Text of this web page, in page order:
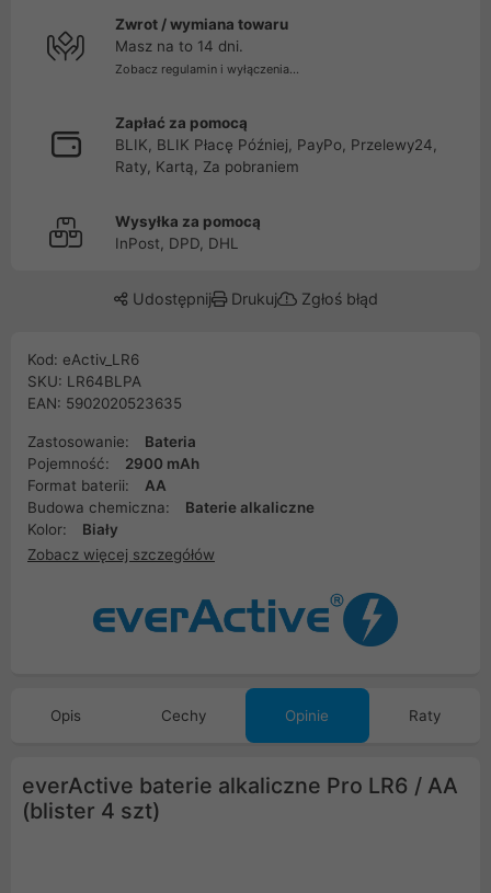
Zwrot / wymiana towaru
Masz na to 14 dni.
Zobacz regulamin i wyłączenia...
Zapłać za pomocą
BLIK, BLIK Płacę Później, PayPo, Przelewy24,
Raty, Kartą, Za pobraniem
Wysyłka za pomocą
InPost, DPD, DHL
Udostępnij Drukuj Zgłoś błąd
Kod: eActiv_LR6
SKU: LR64BLPA
EAN: 5902020523635
Zastosowanie:
Bateria
Pojemność:
2900 mAh
Format baterii:
AA
Budowa chemiczna:
Baterie alkaliczne
Kolor:
Biały
Zobacz więcej szczegółów
Opis Cechy Opinie Raty
everActive baterie alkaliczne Pro LR6 / AA
(blister 4 szt)